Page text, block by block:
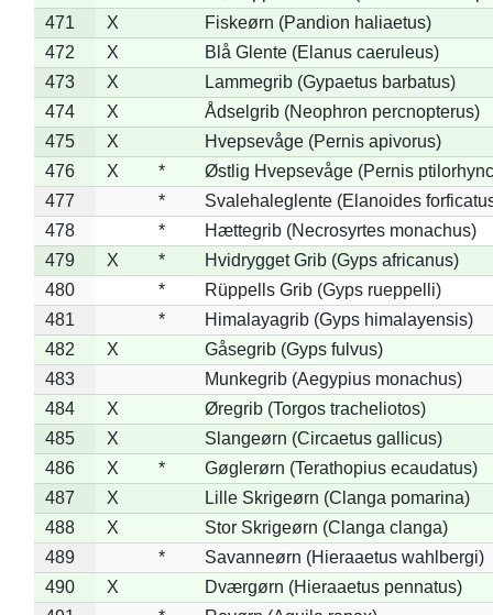
471
X
Fiskeørn (Pandion haliaetus)
472
X
Blå Glente (Elanus caeruleus)
473
X
Lammegrib (Gypaetus barbatus)
474
X
Ådselgrib (Neophron percnopterus)
475
X
Hvepsevåge (Pernis apivorus)
476
X *
Østlig Hvepsevåge (Pernis
477
*
Svalehaleglente (Elanoides
478
*
Hættegrib (Necrosyrtes monachus)
479
X *
Hvidrygget Grib (Gyps africanus)
480
*
Rüppells Grib (Gyps rueppelli)
481
*
Himalayagrib (Gyps himalayensis)
482
X
Gåsegrib (Gyps fulvus)
483
Munkegrib (Aegypius monachus)
484
X
Øregrib (Torgos tracheliotos)
485
X
Slangeørn (Circaetus gallicus)
486
X *
Gøglerørn (Terathopius ecaudatus)
487
X
Lille Skrigeørn (Clanga pomarina)
488
X
Stor Skrigeørn (Clanga clanga)
489
*
Savanneørn (Hieraaetus wahlbergi)
490
X
Dværgørn (Hieraaetus pennatus)